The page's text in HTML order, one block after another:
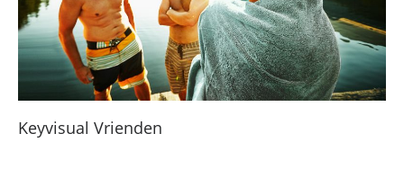
Keyvisual Vrienden